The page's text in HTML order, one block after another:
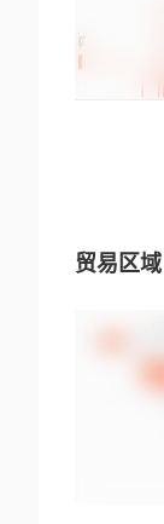
贸易区域